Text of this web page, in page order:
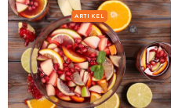
ARTIKEL